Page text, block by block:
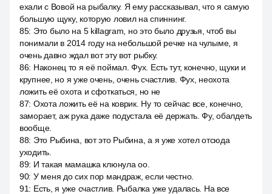
ехали с Вовой на рыбалку. Я ему рассказывал, что я самую
большую щуку, которую ловил на спиннинг.
85: Это было на 5 killagram, но это было друзья, чтоб вы
понимали в 2014 году на небольшой речке на чулыме, я
очень давно ждал вот эту вот рыбку.
86: Наконец то я её поймал. Фух. Есть тут, конечно, щуки и
крупнее, но я уже очень, очень счастлив. Фух, неохота
ложить её охота и сфоткаться, но не
87: Охота ложить её на коврик. Ну то сейчас все, конечно,
заморает, аж рука даже подустала её держать. Фу, обалдеть
вообще.
88: Это Рыбина, вот это Рыбина, а я уже хотел отсюда
уходить.
89: И такая мамашка клюнула оо.
90: У меня до сих пор мандраж, если честно.
91: Есть, я уже счастлив. Рыбалка уже удалась. На все